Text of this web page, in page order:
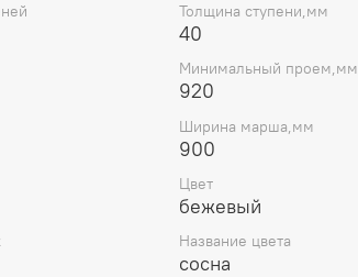
Толщина ступени,мм
40
Минимальный проем,мм
920
Ширина марша,мм
900
Цвет
бежевый
Название цвета
сосна